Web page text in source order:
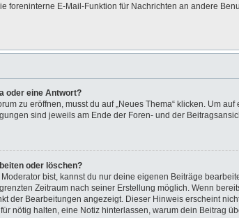
foreninterne E-Mail-Funktion für Nachrichten an andere
oder eine Antwort?
zu eröffnen, musst du auf „Neues Thema“ klicken. Um
sind jeweils am Ende der Foren- und der
oder löschen?
bist, kannst du nur deine eigenen Beiträge
Zeitraum nach seiner Erstellung möglich. Wenn
der Bearbeitungen angezeigt. Dieser Hinweis erscheint
nötig halten, eine Notiz hinterlassen, warum dein Beitrag